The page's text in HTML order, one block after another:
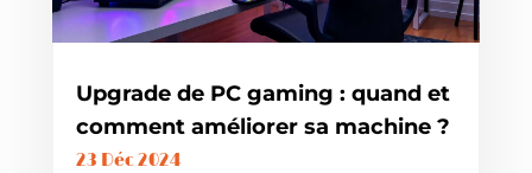
Upgrade de PC gaming : quand et
comment améliorer sa machine ?
23 Déc 2024